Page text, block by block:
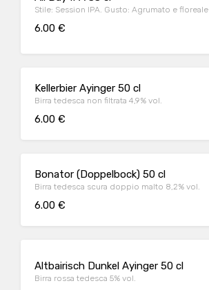
Stile: Session IPA. Gusto: Agrumato e floreale
6.00 €
Kellerbier Ayinger 50 cl
Birra tedesca non filtrata 4,9% vol.
6.00 €
Bonator (Doppelbock) 50 cl
Birra tedesca scura doppio malto 8,2% vol.
6.00 €
Altbairisch Dunkel Ayinger 50 cl
Birra rossa tedesca 5% vol.